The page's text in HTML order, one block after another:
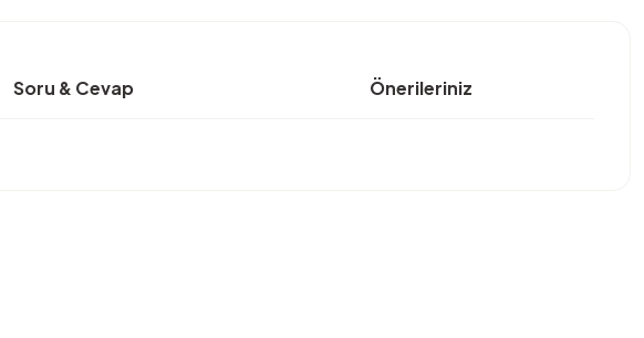
Soru & Cevap Önerileriniz